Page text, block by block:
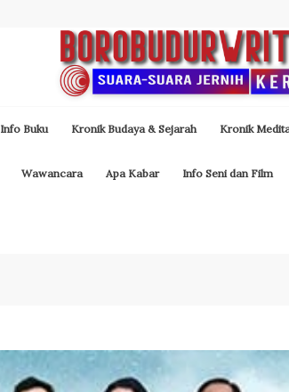
Info Buku Kronik Budaya & Sejarah Kronik
Wawancara Apa Kabar Info Seni dan Film